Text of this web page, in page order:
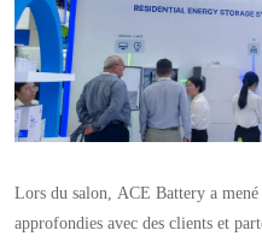
Lors du salon, ACE Battery a mené
approfondies avec des clients et